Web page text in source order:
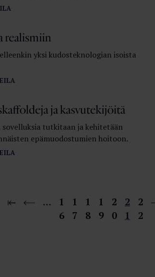
realismiin
yksi kudosteknologian isoista
ja kasvutekijöitä
tutkitaan ja kehitetään
epämuodostumien hoitoon.
…
1
6
1
7
1
8
1
9
2
0
2
1
2
2